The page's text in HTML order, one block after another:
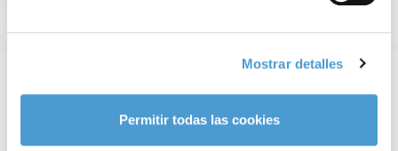
Mostrar detalles
Permitir todas las cookies